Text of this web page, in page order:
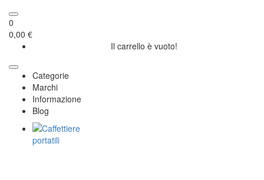
0
0,00 €
Il carrello è vuoto!
Categorie
Marchi
Informazione
Blog